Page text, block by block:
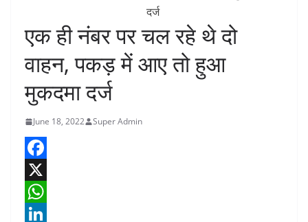
एक ही नंबर पर चल रहे थे दो
वाहन, पकड़ में आए तो हुआ
मुकदमा दर्ज
June 18, 2022 Super Admin
F
a
c
X
W